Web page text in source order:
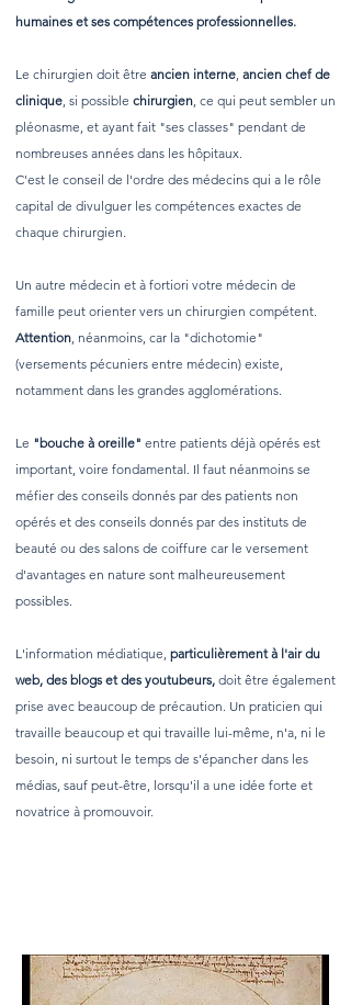
humaines et ses compétences professionnelles.
Le chirurgien doit être ancien interne, ancien chef de
clinique, si possible chirurgien, ce qui peut sembler un
pléonasme, et ayant fait "ses classes" pendant de
nombreuses années dans les hôpitaux.
C'est le conseil de l'ordre des médecins qui a le rôle
capital de divulguer les compétences exactes de
chaque chirurgien.
Un autre médecin et à fortiori votre médecin de
famille peut orienter vers un chirurgien compétent.
Attention, néanmoins, car la "dichotomie"
(versements pécuniers entre médecin) existe,
notamment dans les grandes agglomérations.
Le "bouche à oreille" entre patients déjà opérés est
important, voire fondamental. Il faut néanmoins se
méfier des conseils donnés par des patients non
opérés et des conseils donnés par des instituts de
beauté ou des salons de coiffure car le versement
d'avantages en nature sont malheureusement
possibles.
L'information médiatique, particulièrement à l'air du
web, des blogs et des youtubeurs, doit être également
prise avec beaucoup de précaution. Un praticien qui
travaille beaucoup et qui travaille lui-même, n'a, ni le
besoin, ni surtout le temps de s'épancher dans les
médias, sauf peut-être, lorsqu'il a une idée forte et
novatrice à promouvoir.